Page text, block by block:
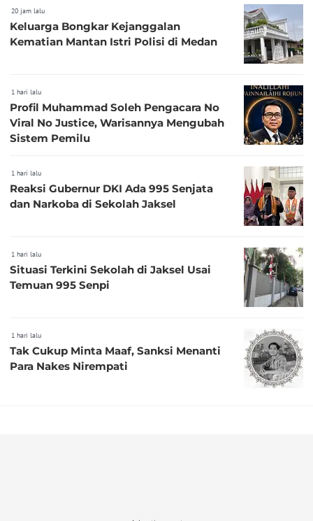
20 jam lalu
Keluarga Bongkar Kejanggalan
Kematian Mantan Istri Polisi di Medan
1 hari lalu
Profil Muhammad Soleh Pengacara No
Viral No Justice, Warisannya Mengubah
Sistem Pemilu
1 hari lalu
Reaksi Gubernur DKI Ada 995 Senjata
dan Narkoba di Sekolah Jaksel
1 hari lalu
Situasi Terkini Sekolah di Jaksel Usai
Temuan 995 Senpi
1 hari lalu
Tak Cukup Minta Maaf, Sanksi Menanti
Para Nakes Nirempati